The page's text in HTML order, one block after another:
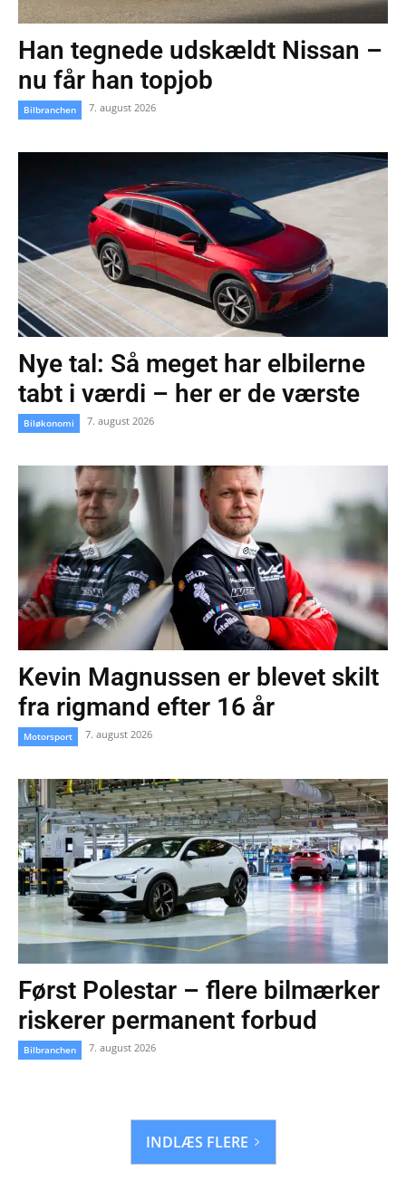
Han tegnede udskældt Nissan –
nu får han topjob
Bilbranchen 7. august 2026
Nye tal: Så meget har elbilerne
tabt i værdi – her er de værste
Biløkonomi 7. august 2026
Kevin Magnussen er blevet skilt
fra rigmand efter 16 år
Motorsport 7. august 2026
Først Polestar – flere bilmærker
riskerer permanent forbud
Bilbranchen 7. august 2026
INDLÆS FLERE